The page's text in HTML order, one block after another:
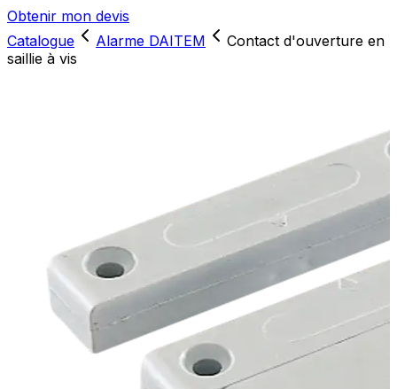
Obtenir mon devis
Catalogue
Alarme DAITEM
Contact d'ouverture en
saillie à vis